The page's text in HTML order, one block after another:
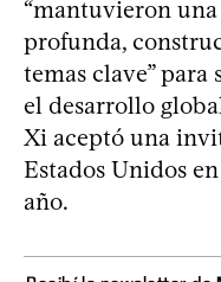
“mantuvieron
profunda,
temas clave” para
el desarrollo
Xi aceptó una
Estados Unidos
año.